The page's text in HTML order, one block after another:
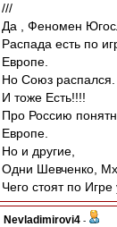
///
Да , Феномен
Распада есть по
Европе.
Но Союз распался.
И тоже Есть!!!!
Про Россию
Европе.
Но и другие,
Одни Шевченко,
Чего стоят по Игре
Nevladimirovi4 -